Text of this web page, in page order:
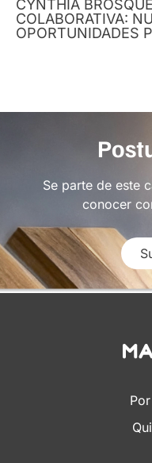
CYNTHIA
COLABORATIVA:
OPORTUNIDADES
Se parte de este
conocer